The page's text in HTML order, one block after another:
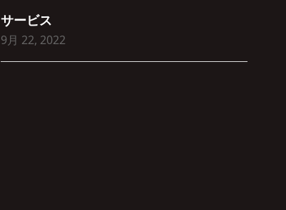
サービス
9月 22, 2022